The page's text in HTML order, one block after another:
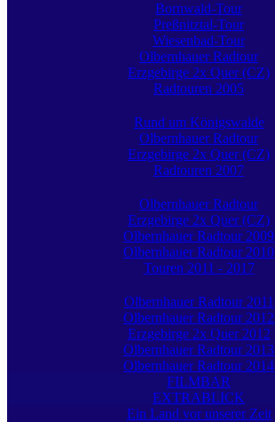
Bornwald-Tour
Preßnitztal-Tour
Wiesenbad-Tour
Olbernhauer Radtour
Erzgebirge 2x Quer (CZ)
Radtouren 2005
Rund um Königswalde
Olbernhauer Radtour
Erzgebirge 2x Quer (CZ)
Radtouren 2007
Olbernhauer Radtour
Erzgebirge 2x Quer (CZ)
Olbernhauer Radtour 2009
Olbernhauer Radtour 2010
Touren 2011 - 2017
Olbernhauer Radtour 2011
Olbernhauer Radtour 2012
Erzgebirge 2x Quer 2012
Olbernhauer Radtour 2013
Olbernhauer Radtour 2014
FILMBAR
EXTRABLICK
Ein Land vor unserer Zeit